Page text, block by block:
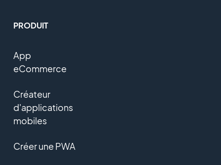
PRODUIT
App
eCommerce
Créateur
d'applications
mobiles
Créer une PWA